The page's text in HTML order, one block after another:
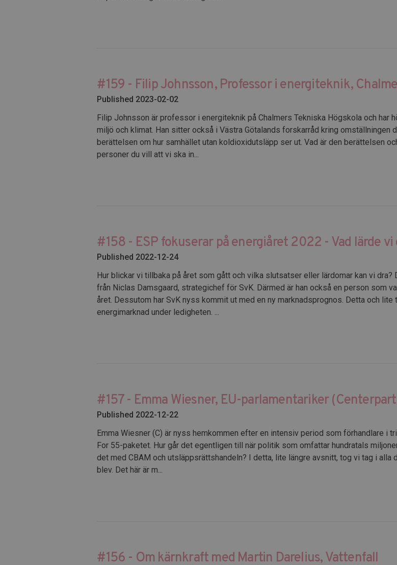
#159 - Filip Johnsson, Professor i energiteknik,
Published 2023-02-02
Filip Johnsson är professor i energiteknik på Chalmers Tekniska Högskola och har
miljö och klimat. Han sitter också i Västra Götalands forskarråd kring omställningen
berättelsen om hur samhället utan koldioxidutsläpp ser ut. Vad är den berättelsen
personer du vill att vi ska in...
#158 - ESP fokuserar på energiåret 2022 - Vad lärde vi
Published 2022-12-24
Hur blickar vi tillbaka på året som gått och vilka slutsatser eller lärdomar kan vi dra?
från Niclas Damsgaard, strategichef för SvK. Därmed är han också en person som
året. Dessutom har SvK nyss kommit ut med en ny marknadsprognos. Detta och
energimarknad under ledigheten. ...
#157 - Emma Wiesner, EU-parlamentariker
Published 2022-12-22
Emma Wiesner (C) är nyss hemkommen efter en intensiv period som förhandlare i
For 55-paketet. Hur går det egentligen till när politik som omfattar hundratals
det med CBAM och utsläppsrättshandeln? I detta, lite längre avsnitt, tog vi tag i
blev. Det här är m...
#156 - Om kärnkraft med Martin Darelius, Vattenfall